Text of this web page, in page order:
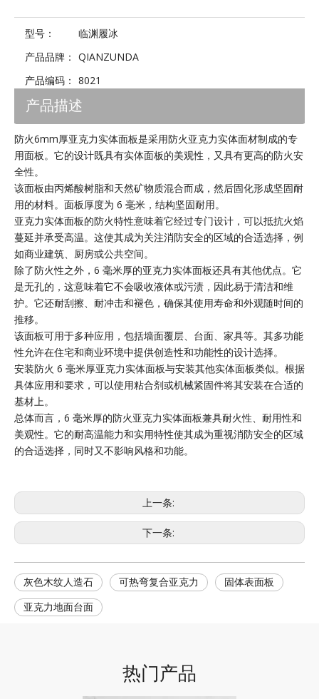
型号：
临渊履冰
产品品牌： QIANZUNDA
产品编码： 8021
产品描述
防火6mm厚亚克力实体面板是采用防火亚克力实体面材制成的专
用面板。它的设计既具有实体面板的美观性，又具有更高的防火安
全性。
该面板由丙烯酸树脂和天然矿物质混合而成，然后固化形成坚固耐
用的材料。面板厚度为 6 毫米，结构坚固耐用。
亚克力实体面板的防火特性意味着它经过专门设计，可以抵抗火焰
蔓延并承受高温。这使其成为关注消防安全的区域的合适选择，例
如商业建筑、厨房或公共空间。
除了防火性之外，6 毫米厚的亚克力实体面板还具有其他优点。它
是无孔的，这意味着它不会吸收液体或污渍，因此易于清洁和维
护。它还耐刮擦、耐冲击和褪色，确保其使用寿命和外观随时间的
推移。
该面板可用于多种应用，包括墙面覆层、台面、家具等。其多功能
性允许在住宅和商业环境中提供创造性和功能性的设计选择。
安装防火 6 毫米厚亚克力实体面板与安装其他实体面板类似。根据
具体应用和要求，可以使用粘合剂或机械紧固件将其安装在合适的
基材上。
总体而言，6 毫米厚的防火亚克力实体面板兼具耐火性、耐用性和
美观性。它的耐高温能力和实用特性使其成为重视消防安全的区域
的合适选择，同时又不影响风格和功能。
上一条:
下一条:
灰色木纹人造石 可热弯复合亚克力
固体表面板
亚克力地面台面
热门产品